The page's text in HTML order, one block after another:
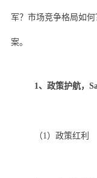
军？市场竞争格局如
案。
1、政策护航，
（1）政策红利